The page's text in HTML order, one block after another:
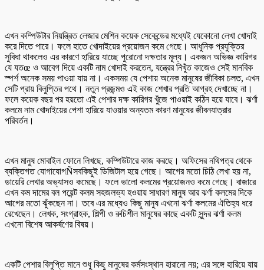
এখন কম্পিউটার নিয়ন্ত্রিত লেজার মেশিন কয়েক সেকেন্ডের মধ্যেই যেকোনো লেখা খোদাই
করে দিতে পারে। ফলে হাতে খোদাইয়ের প্রয়োজন কমে গেছে। আধুনিক প্রযুক্তির
সুবিধা থাকলেও এর কারণে হারিয়ে যাচ্ছে পুরোনো দক্ষতার মূল্য। একজন অভিজ্ঞ কারিগর
যে যতœ ও আবেগ দিয়ে একটি নাম খোদাই করতেন, যন্ত্রের নিখুঁত কাজেও সেই মানবিক
স্পর্শ অনেক সময় পাওয়া যায় না। একসময় যে পেশায় অনেক মানুষের জীবিকা চলত, এখন
সেটি প্রায় বিলুপ্তির পথে। নতুন প্রজন্মও এই কাজ শেখার প্রতি আগ্রহ দেখাচ্ছে না।
ফলে কয়েক বছর পর হয়তো এই পেশার দক্ষ কারিগর খুঁজে পাওয়াই কঠিন হয়ে যাবে। ঝর্ণা
কলমে নাম খোদাইয়ের পেশা হারিয়ে যাওয়ার অন্যতম কারণ মানুষের জীবনযাত্রার
পরিবর্তন।
এখন মানুষ মোবাইল ফোনে লিখছে, কম্পিউটারে কাজ করছে। অফিসের নথিপত্র থেকে
ব্যক্তিগত যোগাযোগÑসবকিছুই ডিজিটাল হয়ে গেছে। আগের মতো চিঠি লেখা হয় না,
ডায়েরি লেখার অভ্যাসও কমেছে। ফলে ভালো কলমের প্রয়োজনও কমে গেছে। বাজারে
এখন কম দামের বল পয়েন্ট কলম সহজলভ্য হওয়ায় সাধারণ মানুষ আর ঝর্ণা কলমের দিকে
আগের মতো ঝুঁকছেন না। তবে এর মধ্যেও কিছু মানুষ এখনো ঝর্ণা কলমের ঐতিহ্য ধরে
রেখেছেন। লেখক, সংগ্রাহক, শিল্পী ও রুচিশীল মানুষের কাছে একটি সুন্দর ঝর্ণা কলম
এখনো বিশেষ আকর্ষণের বিষয়।
একটি পেশার বিলুপ্তি মানে শুধু কিছু মানুষের কর্মসংস্থান হারানো নয়; এর সঙ্গে হারিয়ে যায়